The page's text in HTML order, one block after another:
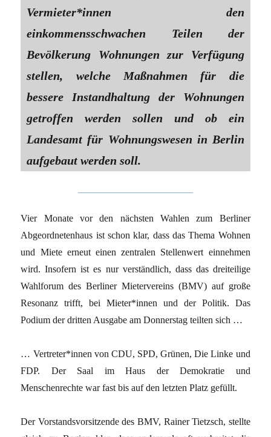
Vermieter*innen den
einkommensschwachen Teilen der
Bevölkerung Wohnungen zur Verfügung
stellen, welche Maßnahmen für die
bessere Instandhaltung der Wohnungen
getroffen werden sollen und ob ein
Landesamt für Wohnungswesen in Berlin
aufgebaut werden soll.
Vier Monate vor den nächsten Wahlen zum Berliner
Abgeordnetenhaus ist schon klar, dass das Thema Wohnen
und Miete erneut einen zentralen Stellenwert einnehmen
wird. Insofern ist es nur verständlich, dass das dreiteilige
Wahlforum des Berliner Mietervereins (BMV) auf große
Resonanz trifft, bei Mieter*innen und der Politik. Das
Podium der dritten Ausgabe am Donnerstag teilten sich …
… Vertreter*innen von CDU, SPD, Grünen, Die Linke und
FDP. Der Saal im Haus der Demokratie und
Menschenrechte war fast bis auf den letzten Platz gefüllt.
Der Vorstandsvorsitzende des BMV, Rainer Tietzsch, stellte